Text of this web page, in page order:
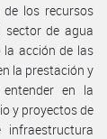
los recursos
de agua
la acción de las
la prestación y
en la
y proyectos de